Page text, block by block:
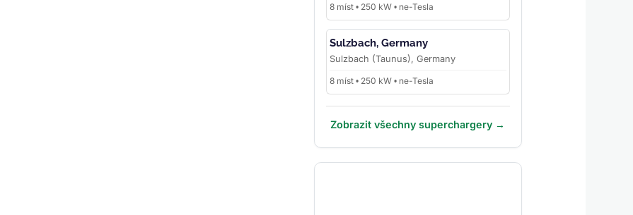
8 míst • 250 kW • ne-Tesla
Sulzbach, Germany
Sulzbach (Taunus), Germany
8 míst • 250 kW • ne-Tesla
Zobrazit všechny superchargery →